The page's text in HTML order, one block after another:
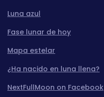
Luna azul
Fase lunar de hoy
Mapa estelar
¿Ha nacido en luna llena?
NextFullMoon on Facebook